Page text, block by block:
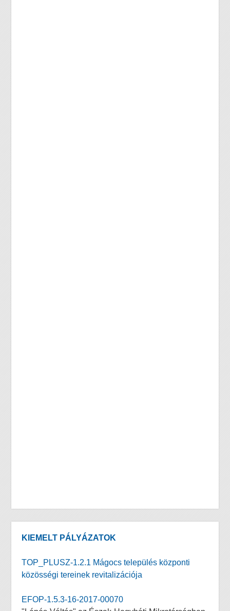
KIEMELT PÁLYÁZATOK
TOP_PLUSZ-1.2.1 Mágocs település központi
közösségi tereinek revitalizációja
EFOP-1.5.3-16-2017-00070